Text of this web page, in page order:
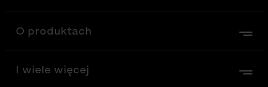
O produktach
I wiele więcej